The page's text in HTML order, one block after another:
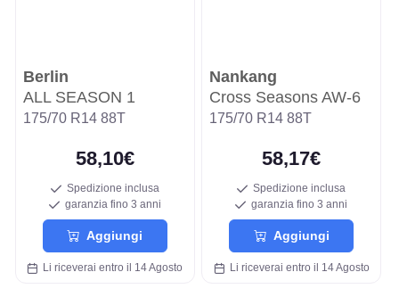
Berlin
ALL SEASON 1
175/70 R14 88T
58,10€
Spedizione inclusa
garanzia fino 3 anni
Aggiungi
Li riceverai entro il 14 Agosto
Nankang
Cross Seasons AW-6
175/70 R14 88T
58,17€
Spedizione inclusa
garanzia fino 3 anni
Aggiungi
Li riceverai entro il 14 Agosto